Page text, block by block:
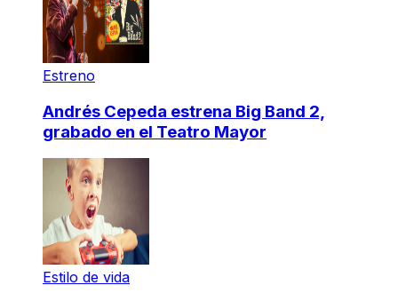
Estreno
Andrés Cepeda estrena Big Band 2,
grabado en el Teatro Mayor
Estilo de vida